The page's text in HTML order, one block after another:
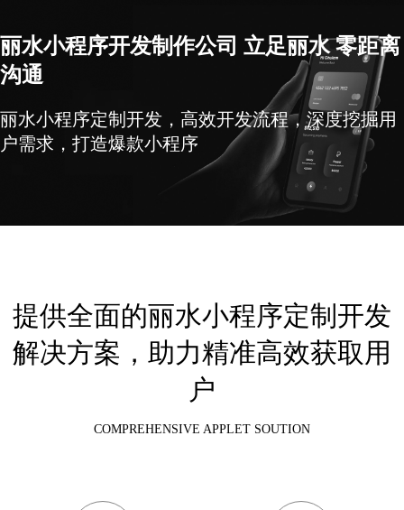
丽水小程序开发制作公司 立足丽水 零距离
沟通
丽水小程序定制开发，高效开发流程，深度挖掘用
户需求，打造爆款小程序
提供全面的丽水小程序定制开发
解决方案，助力精准高效获取用
户
COMPREHENSIVE APPLET SOUTION